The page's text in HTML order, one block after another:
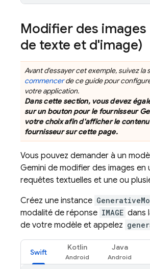
Modifier des
de texte et d'image)
Avant d'essayer cet exemple, suivez la
commencerde ce guide pour
votre application.
Dans cette section, vous devez
sur un bouton pour le fournisseur
votre choix afin d'afficher le
fournisseur sur cette page.
Vous pouvez demander à un
Gemini de modifier des images en
requêtes textuelles et une ou
Créez une instance
modalité de réponse IMAGE dans
de votre modèle et appelez
Swift
Kotlin Java